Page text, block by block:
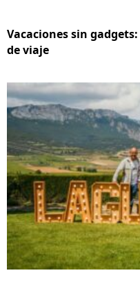
Vacaciones sin
de viaje